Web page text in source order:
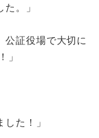
。」
公証役場で大切に
」
た！」